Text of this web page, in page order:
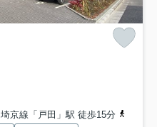
埼京線「戸田」駅 徒歩15分